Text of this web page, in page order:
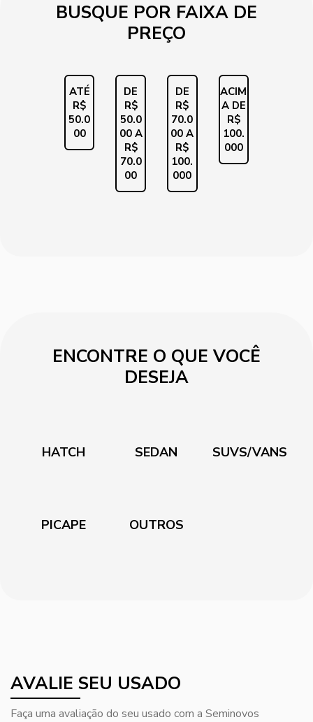
BUSQUE POR FAIXA DE
PREÇO
ATÉ
R$
50.0
00
DE
R$
50.0
00 A
R$
70.0
00
DE
R$
70.0
00 A
R$
100.
000
ACIM
A DE
R$
100.
000
ENCONTRE O QUE VOCÊ
DESEJA
HATCH SEDAN SUVS/VANS
PICAPE OUTROS
AVALIE SEU USADO
Faça uma avaliação do seu usado com a Seminovos